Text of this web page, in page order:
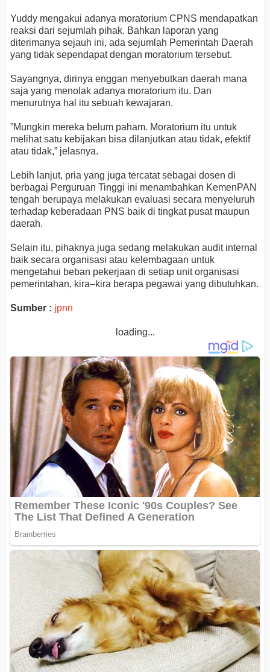
Yuddy mengakui adanya moratorium CPNS mendapatkan
reaksi dari sejumlah pihak. Bahkan laporan yang
diterimanya sejauh ini, ada sejumlah Pemerintah Daerah
yang tidak sependapat dengan moratorium tersebut.
Sayangnya, dirinya enggan menyebutkan daerah mana
saja yang menolak adanya moratorium itu. Dan
menurutnya hal itu sebuah kewajaran.
”Mungkin mereka belum paham. Moratorium itu untuk
melihat satu kebijakan bisa dilanjutkan atau tidak, efektif
atau tidak,” jelasnya.
Lebih lanjut, pria yang juga tercatat sebagai dosen di
berbagai Perguruan Tinggi ini menambahkan KemenPAN
tengah berupaya melakukan evaluasi secara menyeluruh
terhadap keberadaan PNS baik di tingkat pusat maupun
daerah.
Selain itu, pihaknya juga sedang melakukan audit internal
baik secara organisasi atau kelembagaan untuk
mengetahui beban pekerjaan di setiap unit organisasi
pemerintahan, kira–kira berapa pegawai yang dibutuhkan.
Sumber : jpnn
loading...